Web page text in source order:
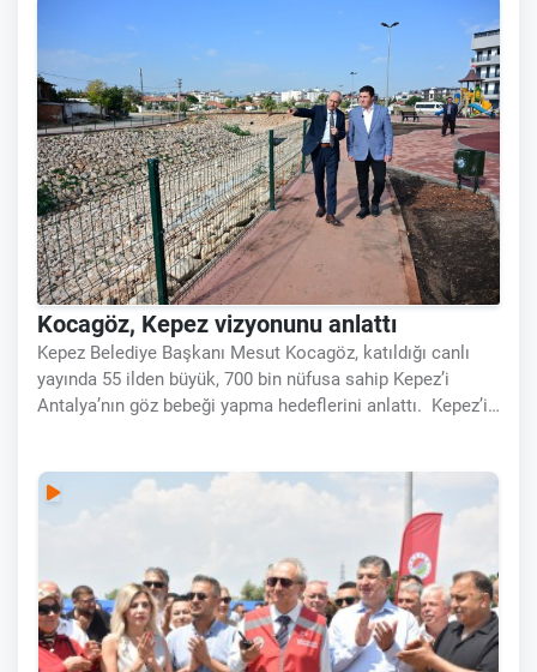
Kocagöz, Kepez vizyonunu anlattı
Kepez Belediye Başkanı Mesut Kocagöz, katıldığı canlı
yayında 55 ilden büyük, 700 bin nüfusa sahip Kepez’i
Antalya’nın göz bebeği yapma hedeflerini anlattı. Kepez’i